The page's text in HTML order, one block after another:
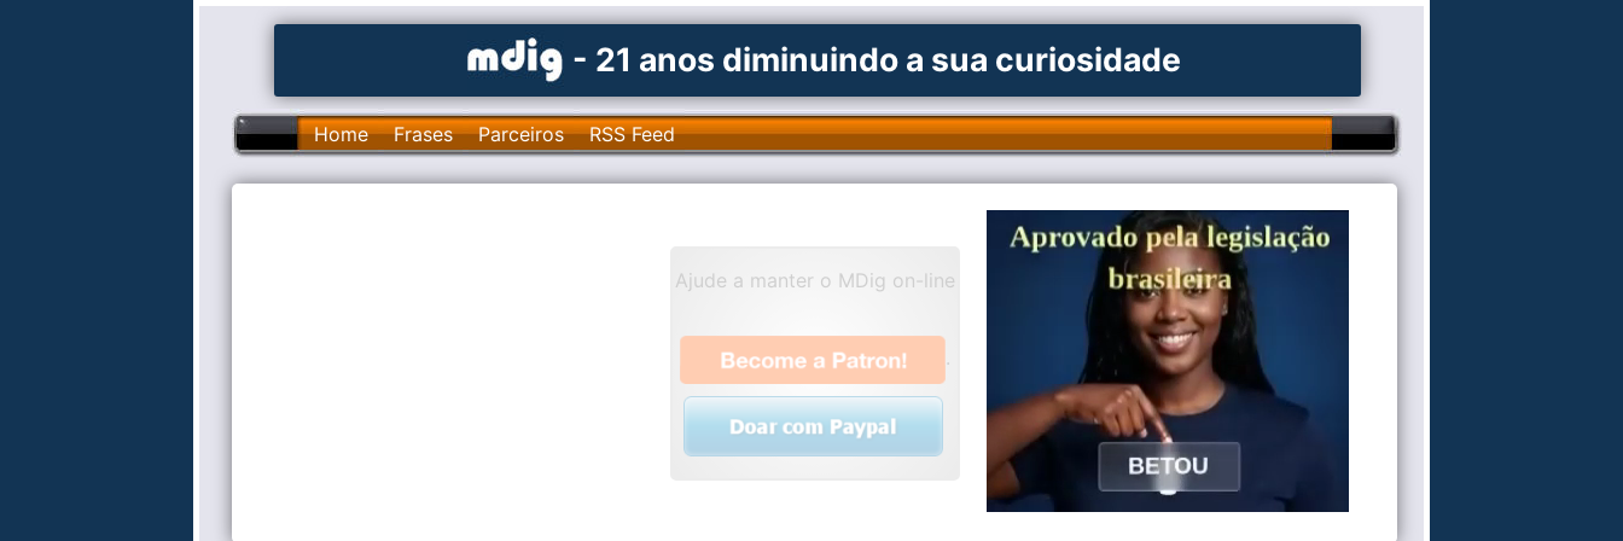
- 21 anos diminuindo a sua curiosidade
Home Frases Parceiros RSS Feed
Ajude a manter o MDig on-line
.